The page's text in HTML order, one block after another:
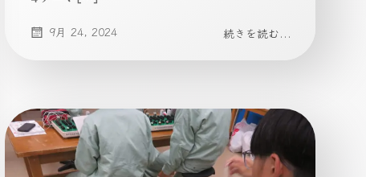
9月 24, 2024 続きを読む...